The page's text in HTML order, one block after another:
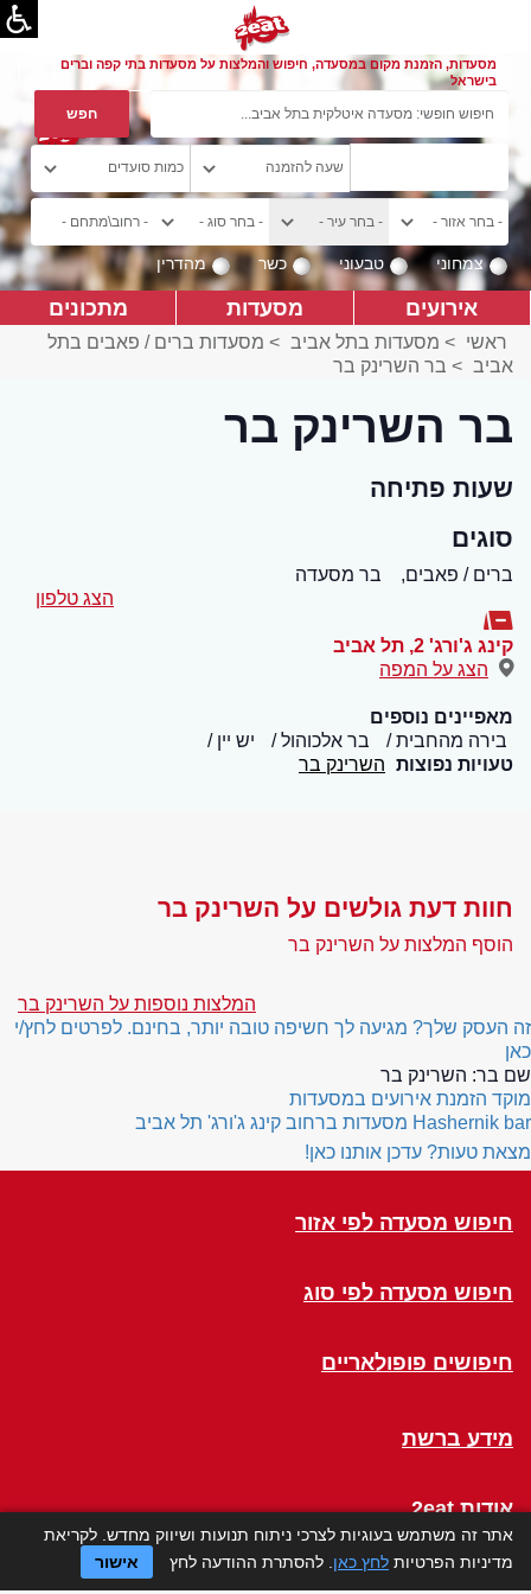
מסעדות, הזמנת מקום במסעדה, חיפוש והמלצות על מסעדות בתי קפה וברים
בישראל
צמחוני טבעוני כשר מהדרין
אירועים מסעדות מתכונים
ראשי > מסעדות בתל אביב > מסעדות ברים / פאבים בתל
אביב > בר השרינק בר
בר השרינק בר
שעות פתיחה
סוגים
ברים / פאבים,
בר מסעדה
הצג טלפון
קינג ג'ורג' 2 , תל אביב
הצג על המפה
מאפיינים נוספים
בירה מהחבית
בר אלכוהול
יש יין
טעויות נפוצות השרינק בר
חוות דעת גולשים על השרינק בר
הוסף המלצות על השרינק בר
המלצות נוספות על השרינק בר
זה העסק שלך? מגיעה לך חשיפה טובה יותר, בחינם. לפרטים לחץ/י
כאן
שם בר: השרינק בר
מוקד הזמנת אירועים במסעדות
Hashernik bar מסעדות ברחוב קינג ג'ורג' תל אביב
מצאת טעות? עדכן אותנו כאן!
חיפוש מסעדה לפי אזור
חיפוש מסעדה לפי סוג
חיפושים פופולאריים
מידע ברשת
אודות 2eat
Click a Table
אתר זה משתמש בעוגיות לצרכי ניתוח תנועות ושיווק מחדש. לקריאת
מדיניות הפרטיות לחץ כאן . להסתרת ההודעה לחץ אישור